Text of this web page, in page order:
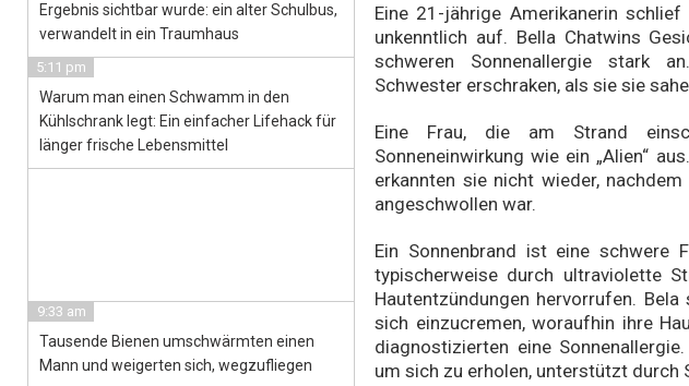
Eine 21-jährige Amerikanerin
unkenntlich auf. Bella Chatwins
schweren Sonnenallergie stark
Schwester erschraken, als sie sie
Eine Frau, die am Strand
Sonneneinwirkung wie ein „Alien“
erkannten sie nicht wieder,
angeschwollen war.
Ein Sonnenbrand ist eine schwere
typischerweise durch ultraviolette
Hautentzündungen hervorrufen.
sich einzucremen, woraufhin ihre
diagnostizierten eine
um sich zu erholen, unterstützt durch
Ergebnis sichtbar wurde: ein alter Schulbus,
verwandelt in ein Traumhaus
5:11 pm
Warum man einen Schwamm in den
Kühlschrank legt: Ein einfacher Lifehack für
länger frische Lebensmittel
9:33 am
Tausende Bienen umschwärmten einen
Mann und weigerten sich, wegzufliegen